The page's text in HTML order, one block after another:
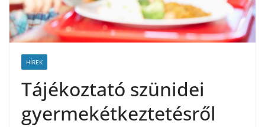
HÍREK
Tájékoztató szünidei
gyermekétkeztetésről